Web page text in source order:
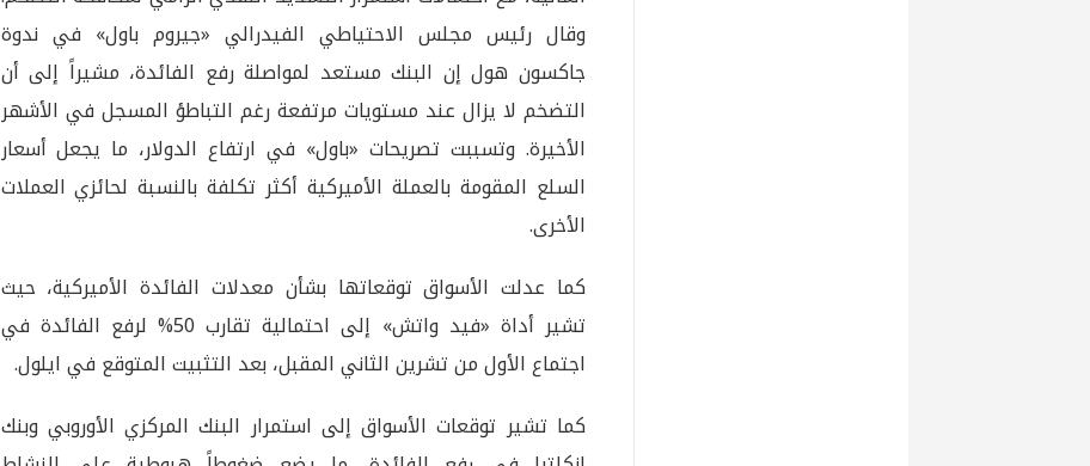
وقال رئيس مجلس الاحتياطي الفيدرالي «جيروم باول» في ندوة
جاكسون هول إن البنك مستعد لمواصلة رفع الفائدة، مشيراً إلى أن
التضخم لا يزال عند مستويات مرتفعة رغم التباطؤ المسجل في الأشهر
الأخيرة. وتسببت تصريحات «باول» في ارتفاع الدولار، ما يجعل أسعار
السلع المقومة بالعملة الأميركية أكثر تكلفة بالنسبة لحائزي العملات
الأخرى.
كما عدلت الأسواق توقعاتها بشأن معدلات الفائدة الأميركية، حيث
تشير أداة «فيد واتش» إلى احتمالية تقارب 50% لرفع الفائدة في
اجتماع الأول من تشرين الثاني المقبل، بعد التثبيت المتوقع في ايلول.
كما تشير توقعات الأسواق إلى استمرار البنك المركزي الأوروبي وبنك